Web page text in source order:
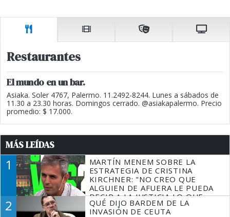
Restaurantes
El mundo en un bar.
Asiaka. Soler 4767, Palermo. 11.2492-8244. Lunes a sábados de
11.30 a 23.30 horas. Domingos cerrado. @asiakapalermo. Precio
promedio: $ 17.000.
MÁS LEÍDAS
1
MARTÍN MENEM SOBRE LA
ESTRATEGIA DE CRISTINA
KIRCHNER: "NO CREO QUE
ALGUIEN DE AFUERA LE PUEDA
DECIR A LA JUSTICIA LO QUE
TIENE QUE HACER"
2
QUÉ DIJO BARDEM DE LA
INVASIÓN DE CEUTA